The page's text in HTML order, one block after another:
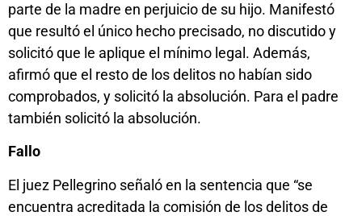
parte de la madre en perjuicio de su hijo. Manifestó
que resultó el único hecho precisado, no discutido y
solicitó que le aplique el mínimo legal. Además,
afirmó que el resto de los delitos no habían sido
comprobados, y solicitó la absolución. Para el padre
también solicitó la absolución.
Fallo
El juez Pellegrino señaló en la sentencia que “se
encuentra acreditada la comisión de los delitos de